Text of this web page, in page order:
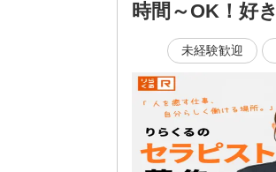
時間～OK！好
未経験歓迎